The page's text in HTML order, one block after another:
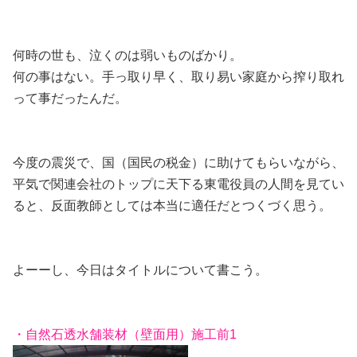
何時の世も、泣くのは弱いものばかり。
何の事はない。手っ取り早く、取り易い家庭から搾り取れ
って事だったんだ。
今度の震災で、国（国民の税金）に助けてもらいながら、
平気で関連会社のトップに天下る東電役員の人間を見てい
ると、反面教師としては本当に適任だとつくづく思う。
よーーし、今日はタイトルについて書こう。
・自然石透水舗装材（壁面用）施工前1